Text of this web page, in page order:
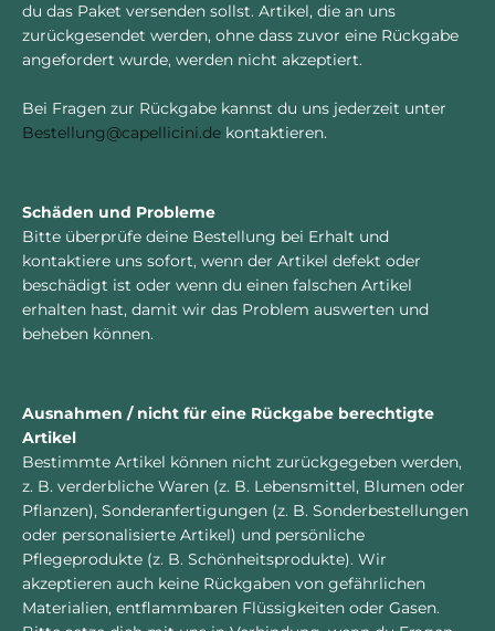
du das Paket versenden sollst. Artikel, die an uns
zurückgesendet werden, ohne dass zuvor eine Rückgabe
angefordert wurde, werden nicht akzeptiert.
Bei Fragen zur Rückgabe kannst du uns jederzeit unter
Bestellung@capellicini.de kontaktieren.
Schäden und Probleme
Bitte überprüfe deine Bestellung bei Erhalt und
kontaktiere uns sofort, wenn der Artikel defekt oder
beschädigt ist oder wenn du einen falschen Artikel
erhalten hast, damit wir das Problem auswerten und
beheben können.
Ausnahmen / nicht für eine Rückgabe berechtigte
Artikel
Bestimmte Artikel können nicht zurückgegeben werden,
z. B. verderbliche Waren (z. B. Lebensmittel, Blumen oder
Pflanzen), Sonderanfertigungen (z. B. Sonderbestellungen
oder personalisierte Artikel) und persönliche
Pflegeprodukte (z. B. Schönheitsprodukte). Wir
akzeptieren auch keine Rückgaben von gefährlichen
Materialien, entflammbaren Flüssigkeiten oder Gasen.